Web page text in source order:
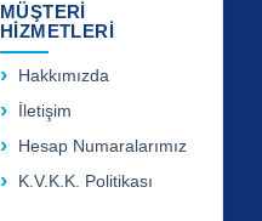
MÜŞTERİ
HİZMETLERİ
Hakkımızda
İletişim
Hesap Numaralarımız
K.V.K.K. Politikası